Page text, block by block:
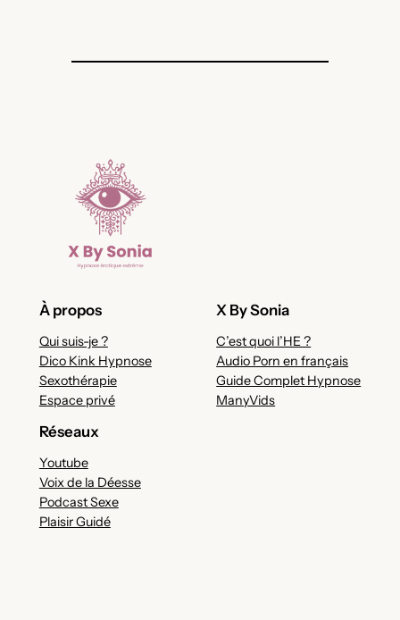
À propos
Qui suis-je ?
Dico Kink Hypnose
Sexothérapie
Espace privé
X By Sonia
C’est quoi l’HE ?
Audio Porn en français
Guide Complet Hypnose
ManyVids
Réseaux
Youtube
Voix de la Déesse
Podcast Sexe
Plaisir Guidé